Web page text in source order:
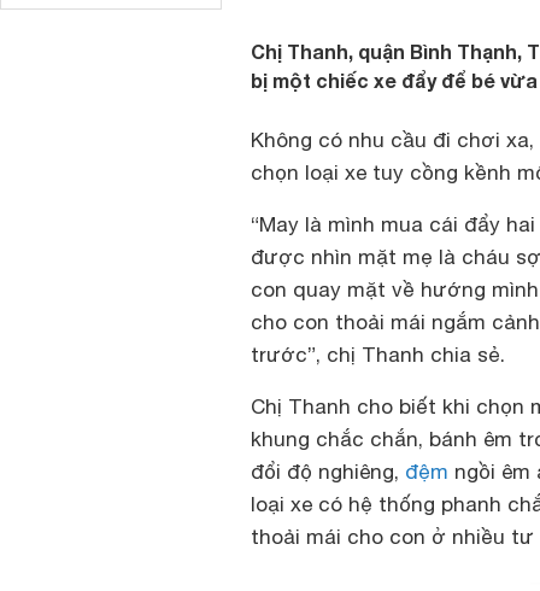
Chị Thanh, quận Bình
bị một chiếc xe đẩy để bé
Không có nhu cầu đi chơi
chọn loại xe tuy cồng kềnh
“May là mình mua cái đẩy
được nhìn mặt mẹ là cháu
con quay mặt về hướng
cho con thoải mái ngắm
trước”, chị Thanh chia sẻ.
Chị Thanh cho biết khi chọn
khung chắc chắn, bánh êm
đổi độ nghiêng, đệm ngồi êm
loại xe có hệ thống phanh
thoải mái cho con ở nhiều tư